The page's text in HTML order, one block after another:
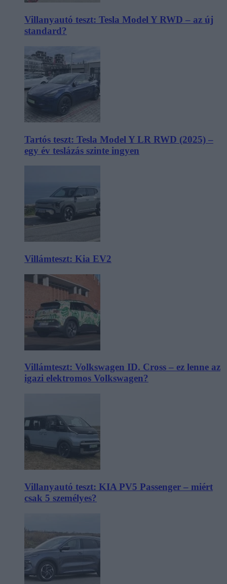
Villanyautó teszt: Tesla Model Y RWD – az új
standard?
Tartós teszt: Tesla Model Y LR RWD (2025) –
egy év teslázás szinte ingyen
Villámteszt: Kia EV2
Villámteszt: Volkswagen ID. Cross – ez lenne az
igazi elektromos Volkswagen?
Villanyautó teszt: KIA PV5 Passenger – miért
csak 5 személyes?